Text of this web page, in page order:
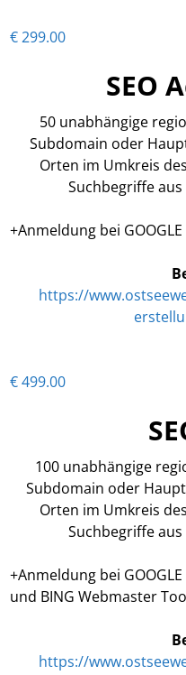
€ 299.00
SEO
50 unabhängige
Subdomain oder
Orten im Umkreis
Suchbegriffe
+Anmeldung bei
https://
€ 499.00
100 unabhängige
Subdomain oder
Orten im Umkreis
Suchbegriffe
+Anmeldung bei GOOGLE
und BING Webmaster
https://